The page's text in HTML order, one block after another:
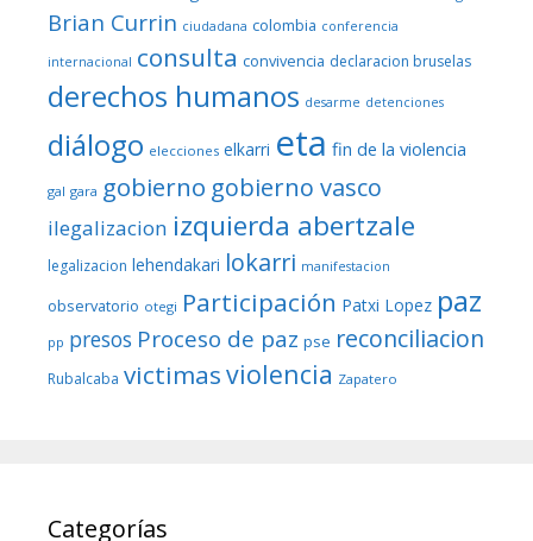
Brian Currin ciudadana colombia conferencia
internacional consulta convivencia declaracion bruselas
derechos humanos desarme detenciones
diálogo elecciones elkarri eta fin de la violencia
gal gara gobierno gobierno vasco
ilegalizacion izquierda abertzale
legalizacion lehendakari lokarri manifestacion
observatorio otegi Participación Patxi Lopez paz
pp presos Proceso de paz pse reconciliacion
Rubalcaba victimasviolencia Zapatero
Categorías